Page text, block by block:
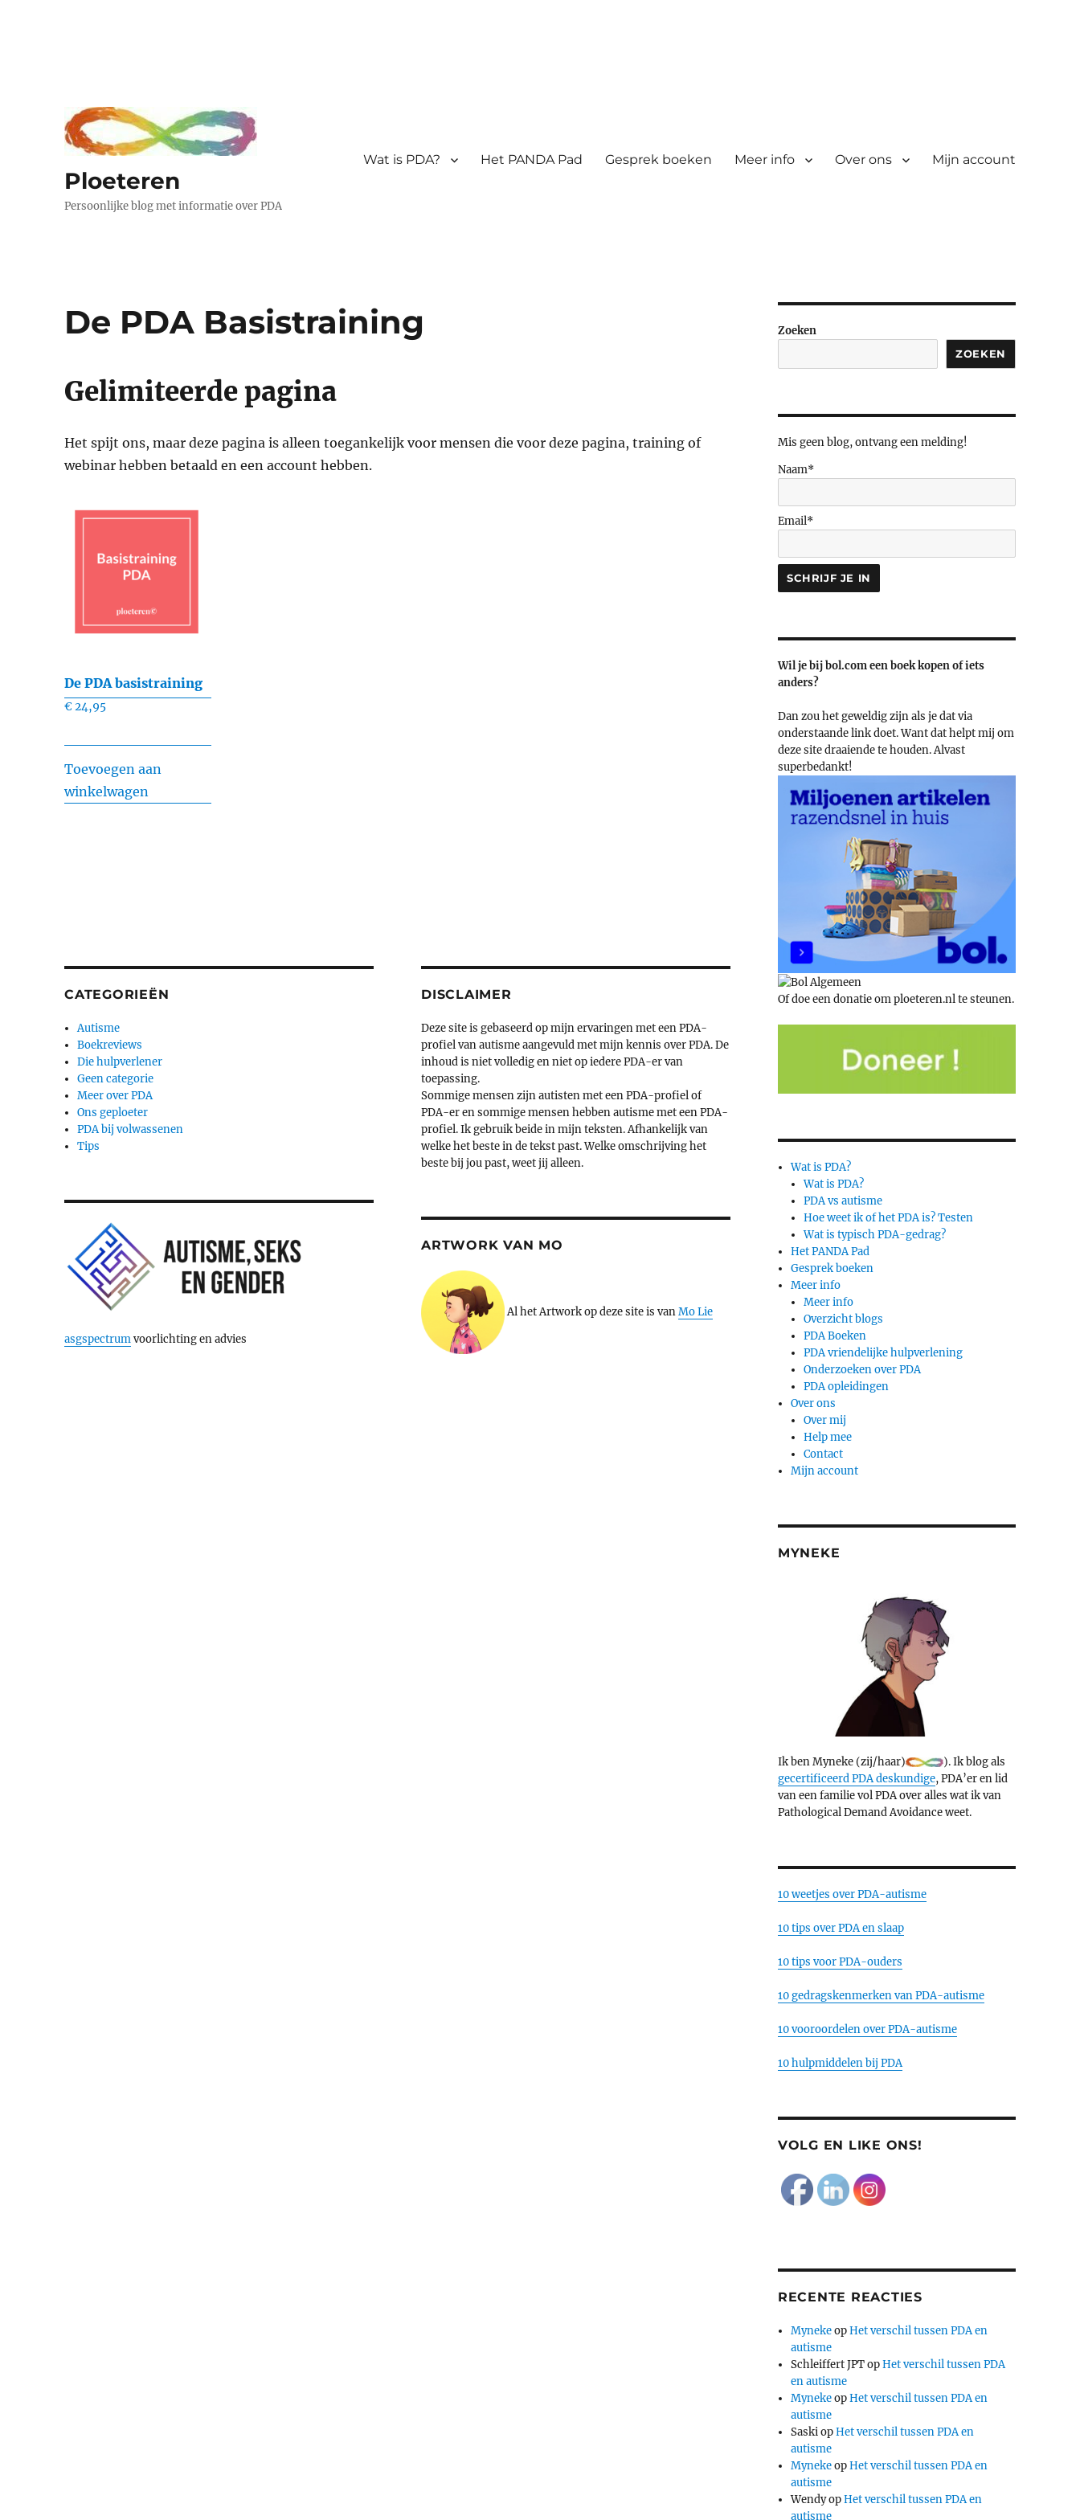
Ploeteren
Persoonlijke blog met informatie over PDA
Wat is PDA? Het PANDA Pad Gesprek boeken Meer info Over ons Mijn account
De PDA Basistraining
Gelimiteerde pagina
Het spijt ons, maar deze pagina is alleen toegankelijk voor mensen die voor deze pagina, training of
webinar hebben betaald en een account hebben.
De PDA basistraining
€ 24,95
Toevoegen aan
winkelwagen
CATEGORIEËN
Autisme
Boekreviews
Die hulpverlener
Geen categorie
Meer over PDA
Ons geploeter
PDA bij volwassenen
Tips
asgspectrumvoorlichting en advies
DISCLAIMER
Deze site is gebaseerd op mijn ervaringen met een PDA-
profiel van autisme aangevuld met mijn kennis over PDA. De
inhoud is niet volledig en niet op iedere PDA-er van
toepassing.
Sommige mensen zijn autisten met een PDA-profiel of
PDA-er en sommige mensen hebben autisme met een PDA-
profiel. Ik gebruik beide in mijn teksten. Afhankelijk van
welke het beste in de tekst past. Welke omschrijving het
beste bij jou past, weet jij alleen.
ARTWORK VAN MO
Al het Artwork op deze site is vanMo Lie
Zoeken
ZOEKEN
Mis geen blog, ontvang een melding!
Naam*
Email*
Wil je bij bol.com een boek kopen of iets
anders?
Dan zou het geweldig zijn als je dat via
onderstaande link doet. Want dat helpt mij om
deze site draaiende te houden. Alvast
superbedankt!
Of doe een donatie om ploeteren.nl te steunen.
Wat is PDA?
Wat is PDA?
PDA vs autisme
Hoe weet ik of het PDA is? Testen
Wat is typisch PDA-gedrag?
Het PANDA Pad
Gesprek boeken
Meer info
Meer info
Overzicht blogs
PDA Boeken
PDA vriendelijke hulpverlening
Onderzoeken over PDA
PDA opleidingen
Over ons
Over mij
Help mee
Contact
Mijn account
MYNEKE
Ik ben Myneke (zij/haar)
). Ik blog als
gecertificeerd PDA deskundige, PDA’er en lid
van een familie vol PDA over alles wat ik van
Pathological Demand Avoidance weet.
10 weetjes over PDA-autisme
10 tips over PDA en slaap
10 tips voor PDA-ouders
10 gedragskenmerken van PDA-autisme
10 vooroordelen over PDA-autisme
10 hulpmiddelen bij PDA
VOLG EN LIKE ONS!
RECENTE REACTIES
MynekeopHet verschil tussen PDA en
autisme
Schleiffert JPTopHet verschil tussen PDA
en autisme
MynekeopHet verschil tussen PDA en
autisme
SaskiopHet verschil tussen PDA en
autisme
MynekeopHet verschil tussen PDA en
autisme
WendyopHet verschil tussen PDA en
autisme